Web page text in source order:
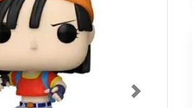
Next